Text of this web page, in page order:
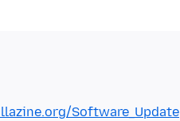
Software_Update